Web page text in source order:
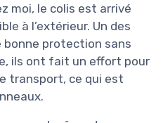
moi, le colis est arrivé
à l’extérieur. Un des
bonne protection sans
ils ont fait un effort pour
transport, ce qui est